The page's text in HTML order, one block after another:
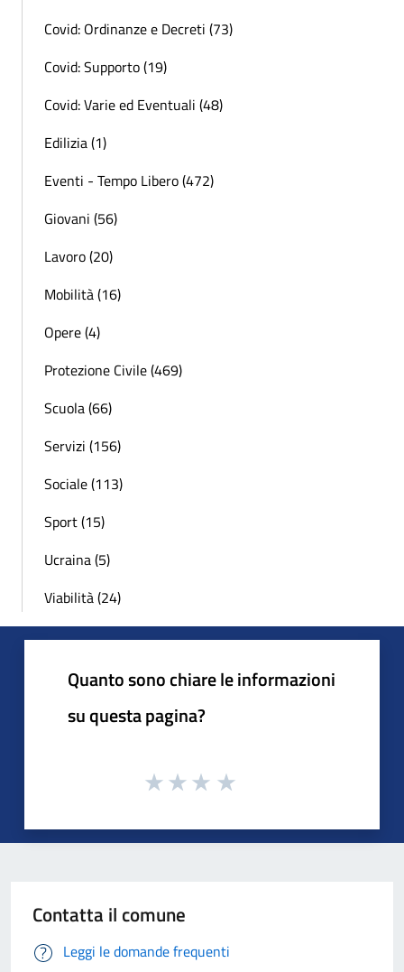
Covid: Ordinanze e Decreti (73)
Covid: Supporto (19)
Covid: Varie ed Eventuali (48)
Edilizia (1)
Eventi - Tempo Libero (472)
Giovani (56)
Lavoro (20)
Mobilità (16)
Opere (4)
Protezione Civile (469)
Scuola (66)
Servizi (156)
Sociale (113)
Sport (15)
Ucraina (5)
Viabilità (24)
Quanto sono chiare le informazioni
su questa pagina?
Contatta il comune
Leggi le domande frequenti